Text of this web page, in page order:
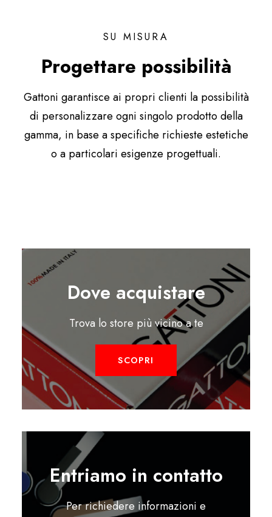
SU MISURA
Progettare possibilità
Gattoni garantisce ai propri clienti la possibilità
di personalizzare ogni singolo prodotto della
gamma, in base a specifiche richieste estetiche
o a particolari esigenze progettuali.
Dove acquistare
Trova lo store più vicino a te
SCOPRI
Entriamo in contatto
Per richiedere informazioni e